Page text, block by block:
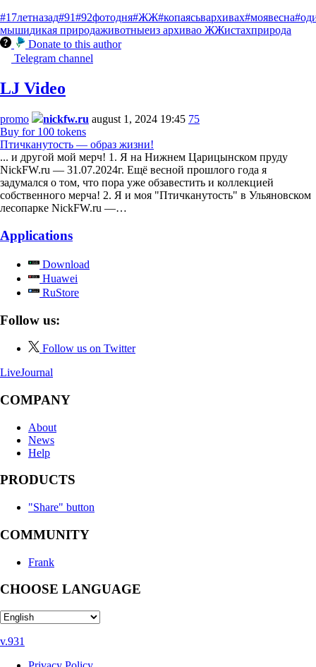
#17летназад#91#92фотодня#ЖЖ#копаясьвархивах#моявесна
мышидикая природаживотныеиз архивао ЖЖистахприрода
Donate to this author
Telegram channel
LJ Video
promo nickfw.ru august 1, 2024 19:45 75
Buy for 100 tokens
Птичканутость — образ жизни!
... и другой мой мерч! 1. Я на Нижнем Царицынском пруду
NickFW.ru — 31.07.2024г. Ещё весной прошлого года я
задумался о том, что пора уже обзавестить и коллекцией
собственного мерча! 2. Я и моя "Птичканутость" в Ульяновском
лесопарке NickFW.ru —…
Applications
Download
Huawei
RuStore
Follow us:
Follow us on Twitter
LiveJournal
COMPANY
About
News
Help
PRODUCTS
"Share" button
COMMUNITY
Frank
CHOOSE LANGUAGE
v.931